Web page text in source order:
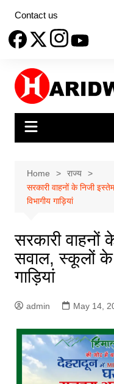
content
Contact us
Home
राज्य
सरकारी वाहनों के निजी
विभागीय गाड़ियां
सरकारी वाहनों
सवाल, स्कूलों के
गाड़ियां
admin May 14,